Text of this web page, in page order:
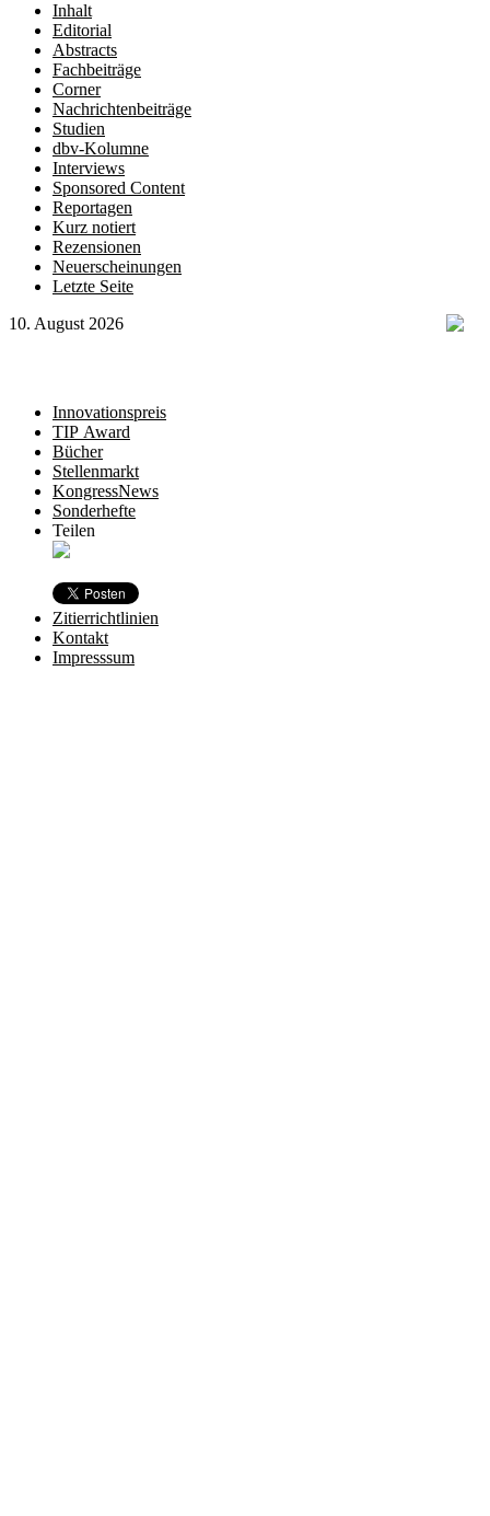
Inhalt
Editorial
Abstracts
Fachbeiträge
Corner
Nachrichtenbeiträge
Studien
dbv-Kolumne
Interviews
Sponsored Content
Reportagen
Kurz notiert
Rezensionen
Neuerscheinungen
Letzte Seite
10. August 2026
Innovationspreis
TIP Award
Bücher
Stellenmarkt
KongressNews
Sonderhefte
Teilen
Zitierrichtlinien
Kontakt
Impresssum